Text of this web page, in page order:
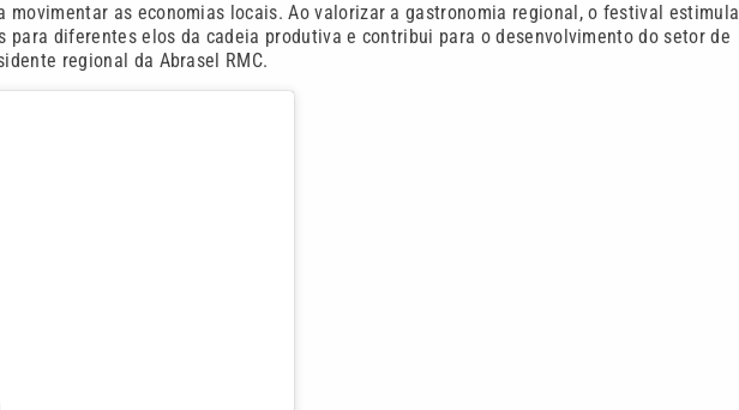
movimentar as economias locais. Ao valorizar a gastronomia regional, o festival estimula
para diferentes elos da cadeia produtiva e contribui para o desenvolvimento do setor de
regional da Abrasel RMC.